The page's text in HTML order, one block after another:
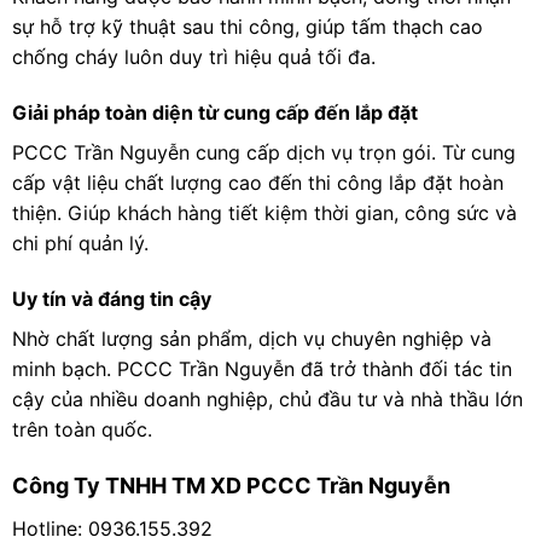
sự hỗ trợ kỹ thuật sau thi công, giúp tấm thạch cao
chống cháy luôn duy trì hiệu quả tối đa.
Giải pháp toàn diện từ cung cấp đến lắp đặt
PCCC Trần Nguyễn cung cấp dịch vụ trọn gói. Từ cung
cấp vật liệu chất lượng cao đến thi công lắp đặt hoàn
thiện. Giúp khách hàng tiết kiệm thời gian, công sức và
chi phí quản lý.
Uy tín và đáng tin cậy
Nhờ chất lượng sản phẩm, dịch vụ chuyên nghiệp và
minh bạch. PCCC Trần Nguyễn đã trở thành đối tác tin
cậy của nhiều doanh nghiệp, chủ đầu tư và nhà thầu lớn
trên toàn quốc.
Công Ty TNHH TM XD PCCC Trần Nguyễn
Hotline: 0936.155.392